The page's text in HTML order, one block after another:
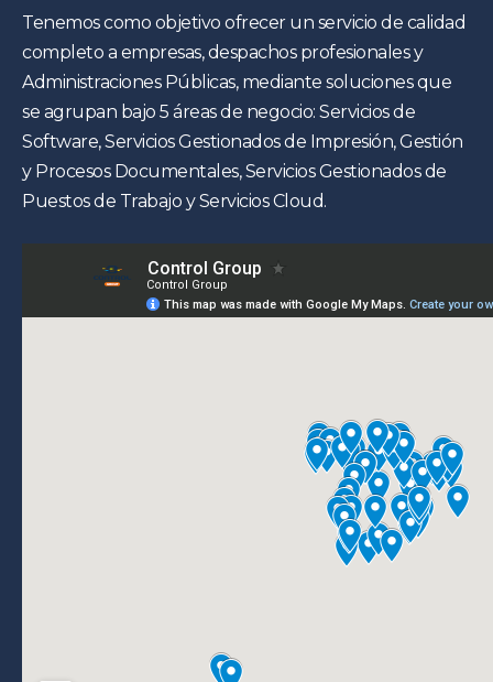
Tenemos como objetivo ofrecer un servicio de calidad
completo a empresas, despachos profesionales y
Administraciones Públicas, mediante soluciones que
se agrupan bajo 5 áreas de negocio: Servicios de
Software, Servicios Gestionados de Impresión, Gestión
y Procesos Documentales, Servicios Gestionados de
Puestos de Trabajo y Servicios Cloud.